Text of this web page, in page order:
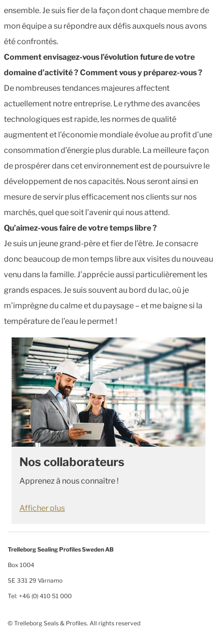
ensemble. Je suis fier de la façon dont chaque membre de
mon équipe a su répondre aux défis auxquels nous avons
été confrontés.
Comment envisagez-vous l’évolution future de votre
domaine d’activité ? Comment vous y préparez-vous ?
De nombreuses tendances majeures affectent
actuellement notre entreprise. Le rythme des avancées
technologiques est rapide, les normes de qualité
augmentent et l’économie mondiale évolue au profit d’une
consommation d’énergie plus durable. La meilleure façon
de prospérer dans cet environnement est de poursuivre le
développement de nos capacités. Nous seront ainsi en
mesure de servir plus efficacement nos clients sur nos
marchés, quel que soit l’avenir qui nous attend.
Qu’aimez-vous faire de votre temps libre ?
Je suis un jeune grand-père et fier de l’être. Je consacre
donc beaucoup de mon temps libre aux visites du nouveau
venu dans la famille. J’apprécie aussi particulièrement les
grands espaces. Je suis souvent au bord du lac, où je
m’imprègne du calme et du paysage – et me baigne si la
température de l’eau le permet !
Nos collaborateurs
Apprenez à nous connaître !
Afficher plus
Trelleborg Sealing Profiles Sweden AB
Box 1004
SE 331 29 Värnamo
Tel: +46 (0) 410 51 000
© Trelleborg Seals & Profiles. All rights reserved